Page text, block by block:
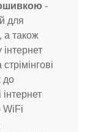
-
для
а також
до
WiFi